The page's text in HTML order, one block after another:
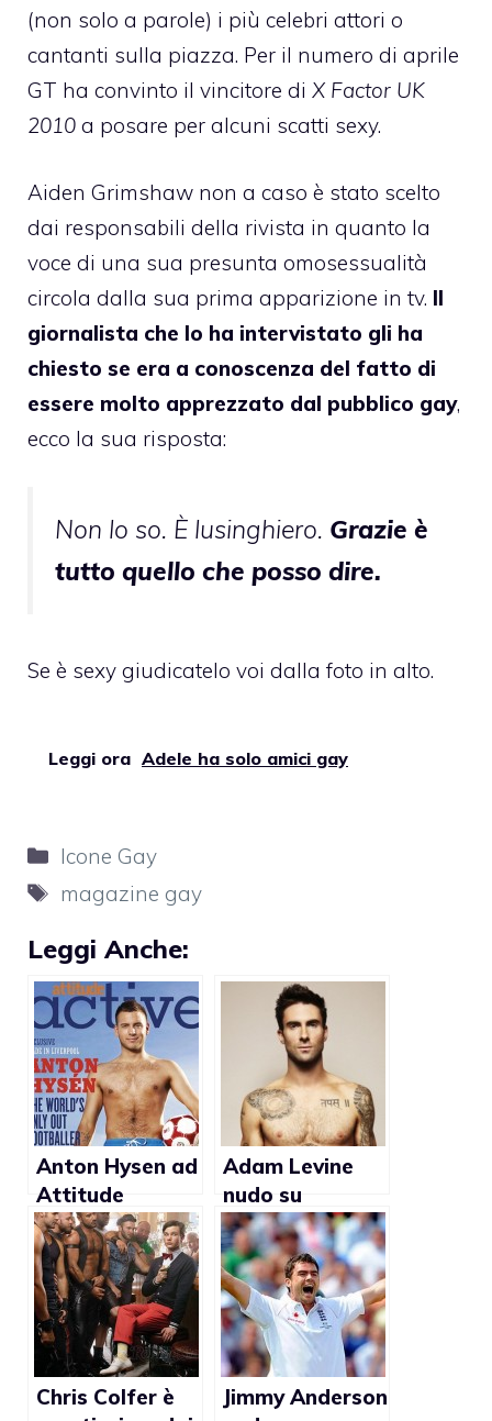
(non solo a parole) i più celebri attori o
cantanti sulla piazza. Per il numero di aprile
GT ha convinto il vincitore di X Factor UK
2010 a posare per alcuni scatti sexy.
Aiden Grimshaw non a caso è stato scelto
dai responsabili della rivista in quanto la
voce di una sua presunta omosessualità
circola dalla sua prima apparizione in tv. Il
giornalista che lo ha intervistato gli ha
chiesto se era a conoscenza del fatto di
essere molto apprezzato dal pubblico gay,
ecco la sua risposta:
Non lo so. È lusinghiero. Grazie è
tutto quello che posso dire.
Se è sexy giudicatelo voi dalla foto in alto.
Leggi ora Adele ha solo amici gay
Categorie
Icone Gay
Tag
magazine gay
Leggi Anche:
Anton Hysen ad
Attitude
Magazine:
“L’omosessualit
à è ancora un
tabù nel calcio”
Adam Levine
nudo su
Cosmopolitan
per
beneficienza
Chris Colfer è
Jimmy Anderson